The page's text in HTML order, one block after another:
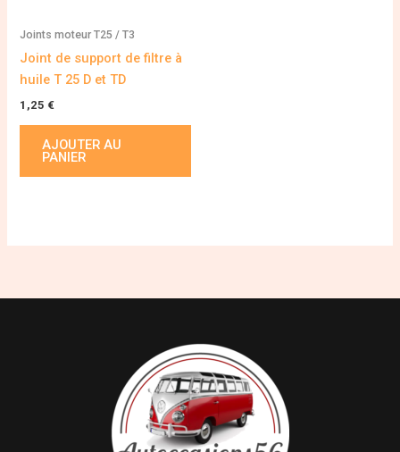
Joints moteur T25 / T3
Joint de support de filtre à
huile T 25 D et TD
1,25 €
AJOUTER AU
PANIER